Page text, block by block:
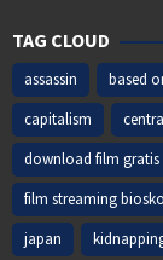
TAG CLOUD
assassin based
capitalism
download film gratis
film streaming
japan